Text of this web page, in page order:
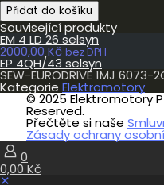
SEW-
EURODRIVE
1MJ
6073-
2CA
66
400/690V
množství
Přidat do košíku
Související produkty
EM 4 LD 26 selsyn
2000,00 Kč bez DPH
EP 4QH/43 selsyn
SEW-EURODRIVE 1MJ
Kategorie Elektromotory
© 2025 Elektromotory
Reserved.
Přečtěte si naše
Zásady ochrany
0
0,00 Kč
✕